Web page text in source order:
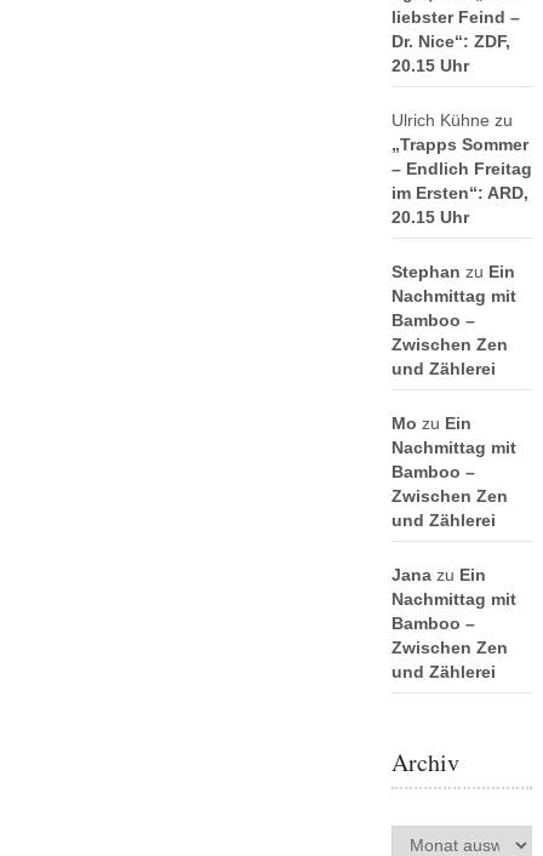
liebster Feind –
Dr. Nice“: ZDF,
20.15 Uhr
Ulrich Kühne zu
„Trapps Sommer
– Endlich Freitag
im Ersten“: ARD,
20.15 Uhr
Stephan zu Ein
Nachmittag mit
Bamboo –
Zwischen Zen
und Zählerei
Mo zu Ein
Nachmittag mit
Bamboo –
Zwischen Zen
und Zählerei
Janazu Ein
Nachmittag mit
Bamboo –
Zwischen Zen
und Zählerei
Archiv
Archiv